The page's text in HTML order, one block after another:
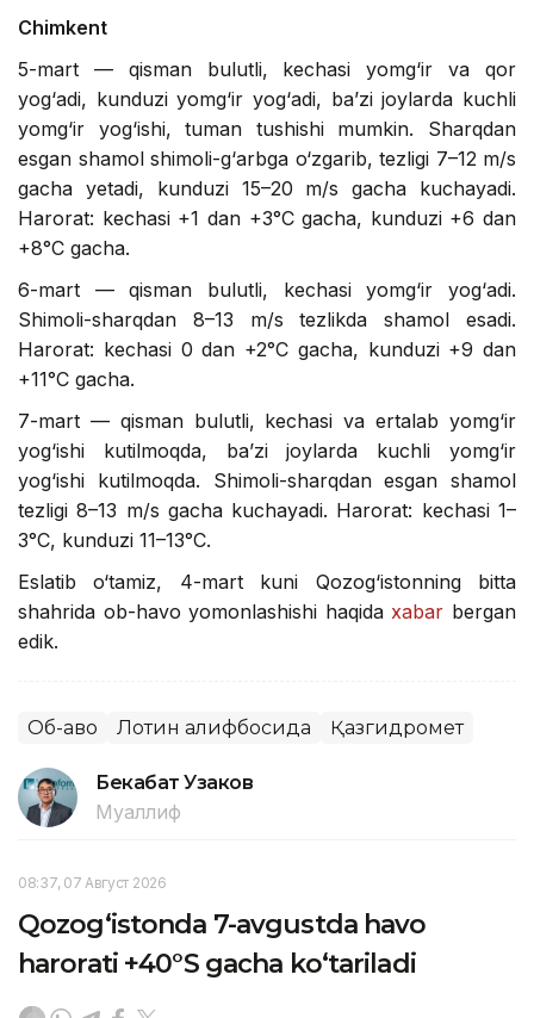
Chimkent
5-mart — qisman bulutli, kechasi yomg‘ir va qor
yog‘adi, kunduzi yomg‘ir yog‘adi, ba’zi joylarda kuchli
yomg‘ir yog‘ishi, tuman tushishi mumkin. Sharqdan
esgan shamol shimoli-g‘arbga o‘zgarib, tezligi 7–12 m/s
gacha yetadi, kunduzi 15–20 m/s gacha kuchayadi.
Harorat: kechasi +1 dan +3°C gacha, kunduzi +6 dan
+8°C gacha.
6-mart — qisman bulutli, kechasi yomg‘ir yog‘adi.
Shimoli-sharqdan 8–13 m/s tezlikda shamol esadi.
Harorat: kechasi 0 dan +2°C gacha, kunduzi +9 dan
+11°C gacha.
7-mart — qisman bulutli, kechasi va ertalab yomg‘ir
yog‘ishi kutilmoqda, ba’zi joylarda kuchli yomg‘ir
yog‘ishi kutilmoqda. Shimoli-sharqdan esgan shamol
tezligi 8–13 m/s gacha kuchayadi. Harorat: kechasi 1–
3°C, kunduzi 11–13°C.
Eslatib o‘tamiz, 4-mart kuni Qozog‘istonning bitta
shahrida ob-havo yomonlashishi haqidaxabar bergan
edik.
Об-ҳаво Лотин алифбосида Қазгидромет
Бекабат Узаков
Муаллиф
08:37, 07 Август 2026
Qozog‘istonda 7-avgustda havo
harorati +40°S gacha ko‘tariladi